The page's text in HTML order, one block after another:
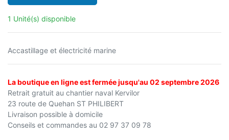
1 Unité(s) disponible
Accastillage et électricité marine
La boutique en ligne est fermée jusqu'au 02 septembre 2026
Retrait gratuit au chantier naval Kervilor
23 route de Quehan ST PHILIBERT
Livraison possible à domicile
Conseils et commandes au 02 97 37 09 78